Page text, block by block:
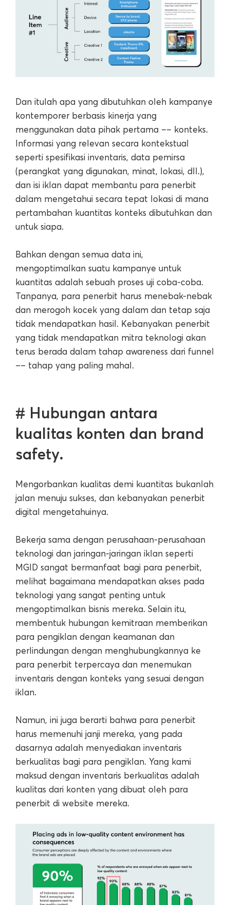
Dan itulah apa yang dibutuhkan oleh kampanye
kontemporer berbasis kinerja yang
menggunakan data pihak pertama –– konteks.
Informasi yang relevan secara kontekstual
seperti spesifikasi inventaris, data pemirsa
(perangkat yang digunakan, minat, lokasi, dll.),
dan isi iklan dapat membantu para penerbit
dalam mengetahui secara tepat lokasi di mana
pertambahan kuantitas konteks dibutuhkan dan
untuk siapa.
Bahkan dengan semua data ini,
mengoptimalkan suatu kampanye untuk
kuantitas adalah sebuah proses uji coba-coba.
Tanpanya, para penerbit harus menebak-nebak
dan merogoh kocek yang dalam dan tetap saja
tidak mendapatkan hasil. Kebanyakan penerbit
yang tidak mendapatkan mitra teknologi akan
terus berada dalam tahap awareness dari funnel
–– tahap yang paling mahal.
# Hubungan antara
kualitas konten dan brand
safety.
Mengorbankan kualitas demi kuantitas bukanlah
jalan menuju sukses, dan kebanyakan penerbit
digital mengetahuinya.
Bekerja sama dengan perusahaan-perusahaan
teknologi dan jaringan-jaringan iklan seperti
MGID sangat bermanfaat bagi para penerbit,
melihat bagaimana mendapatkan akses pada
teknologi yang sangat penting untuk
mengoptimalkan bisnis mereka. Selain itu,
membentuk hubungan kemitraan memberikan
para pengiklan dengan keamanan dan
perlindungan dengan menghubungkannya ke
para penerbit terpercaya dan menemukan
inventaris dengan konteks yang sesuai dengan
iklan.
Namun, ini juga berarti bahwa para penerbit
harus memenuhi janji mereka, yang pada
dasarnya adalah menyediakan inventaris
berkualitas bagi para pengiklan. Yang kami
maksud dengan inventaris berkualitas adalah
kualitas dari konten yang dibuat oleh para
penerbit di website mereka.